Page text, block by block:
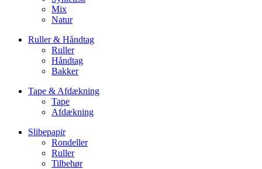
Mix
Natur
Ruller & Håndtag
Ruller
Håndtag
Bakker
Tape & Afdækning
Tape
Afdækning
Slibepapir
Rondeller
Ruller
Tilbehør